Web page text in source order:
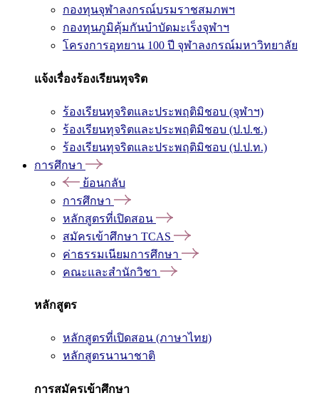
กองทุนจุฬาลงกรณ์บรมราชสมภพฯ
กองทุนภูมิคุ้มกันบำบัดมะเร็งจุฬาฯ
โครงการอุทยาน 100 ปี จุฬาลงกรณ์มหาวิทยาลัย
แจ้งเรื่องร้องเรียนทุจริต
ร้องเรียนทุจริตและประพฤติมิชอบ (จุฬาฯ)
ร้องเรียนทุจริตและประพฤติมิชอบ (ป.ป.ช.)
ร้องเรียนทุจริตและประพฤติมิชอบ (ป.ป.ท.)
การศึกษา
ย้อนกลับ
การศึกษา
หลักสูตรที่เปิดสอน
สมัครเข้าศึกษา TCAS
ค่าธรรมเนียมการศึกษา
คณะและสำนักวิชา
หลักสูตร
หลักสูตรที่เปิดสอน (ภาษาไทย)
หลักสูตรนานาชาติ
การสมัครเข้าศึกษา